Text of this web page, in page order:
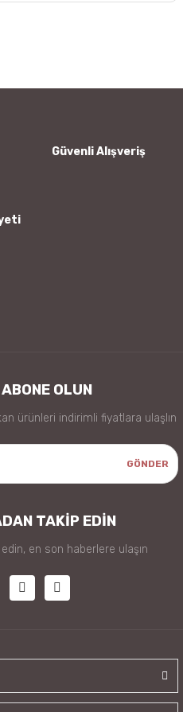
Güvenli Alışveriş
OLUN
ürünleri indirimli fiyatlara ulaşlın
GÖNDER
TAKİP EDİN
en son haberlere ulaşın